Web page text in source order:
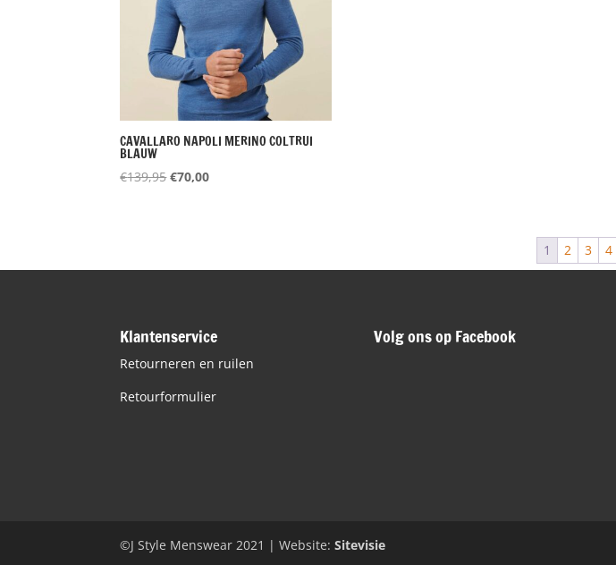
CAVALLARO NAPOLI MERINO COLTRUI
BLAUW
€139,95Oorspronkelijke
€70,00Huidige
1 2 3 4
Klantenservice
Retourneren en ruilen
Retourformulier
Volg ons op Facebook
©J Style Menswear 2021 | Website:Sitevisie